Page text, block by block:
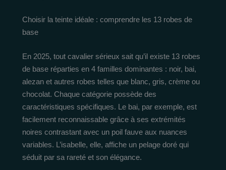
Choisir la teinte idéale : comprendre les 13 robes de
base
En 2025, tout cavalier sérieux sait qu’il existe 13 robes
de base réparties en 4 familles dominantes : noir, bai,
alezan et autres robes telles que blanc, gris, crème ou
chocolat. Chaque catégorie possède des
caractéristiques spécifiques. Le bai, par exemple, est
facilement reconnaissable grâce à ses extrémités
noires contrastant avec un poil fauve aux nuances
variables. L’isabelle, elle, affiche un pelage doré qui
séduit par sa rareté et son élégance.